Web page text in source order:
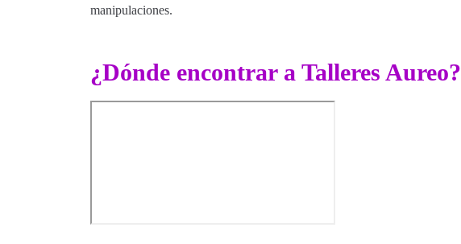
manipulaciones.
¿Dónde encontrar a Talleres Aureo?